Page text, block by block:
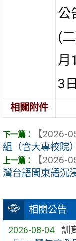
相關公告
2026-08-04 訓
公
(
月
3
相關附件
【2026-
組（含大專校院
【2026-
灣台語閩東語沉